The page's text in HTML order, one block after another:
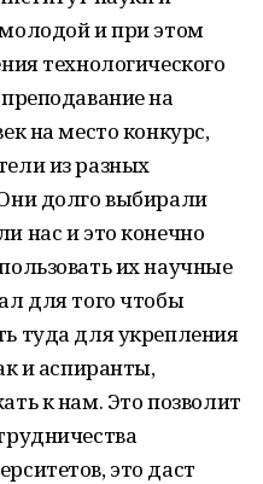
и при этом
технологического
на
на место конкурс,
из разных
долго выбирали
нас и это конечно
их научные
для того чтобы
туда для укрепления
и аспиранты,
к нам. Это позволит
это даст